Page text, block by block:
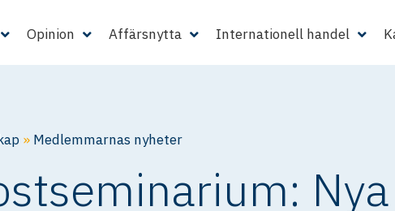
Opinion Affärsnytta Internationell handel
» Medlemmarnas nyheter